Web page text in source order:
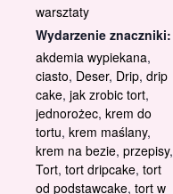
warsztaty
Wydarzenie znaczniki:
akdemia wypiekana,
ciasto, Deser, Drip, drip
cake, jak zrobic tort,
jednorożec, krem do
tortu, krem maślany,
krem na bezie, przepisy,
Tort, tort dripcake, tort
od podstawcake, tort w